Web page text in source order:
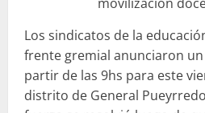
Los sindicatos de la
frente gremial anunciaron un
partir de las 9hs para este
distrito de General